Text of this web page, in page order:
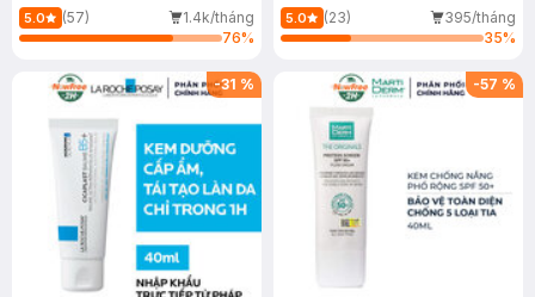
Dầu 500ml
5.0 (57)
1.4k/tháng
76%
(Mới)
5.0 (23)
395/tháng
35%
-31 % -57 %